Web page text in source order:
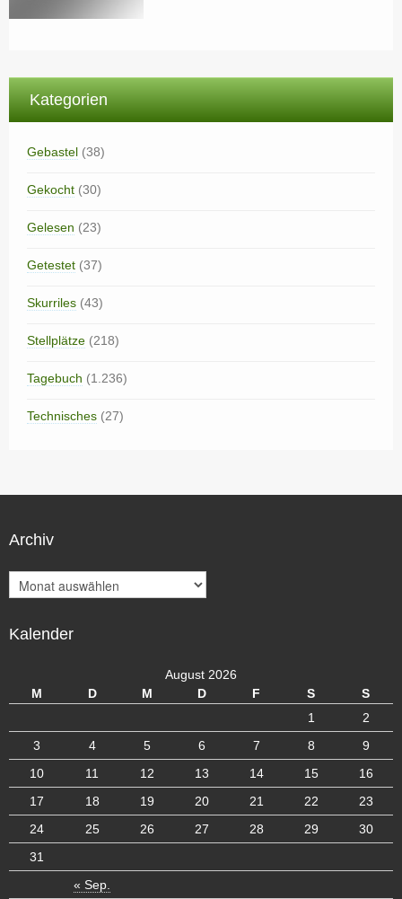
Kategorien
Gebastel (38)
Gekocht (30)
Gelesen (23)
Getestet (37)
Skurriles (43)
Stellplätze (218)
Tagebuch (1.236)
Technisches (27)
Archiv
r
h
Kalender
August 2026
M
D M D F S S
« Sep.
1
2
3
4 5 6 7 8
9
10
11 12 13 14 15
16
17
18 19 20 21 22
23
24
25 26 27 28 29
30
31